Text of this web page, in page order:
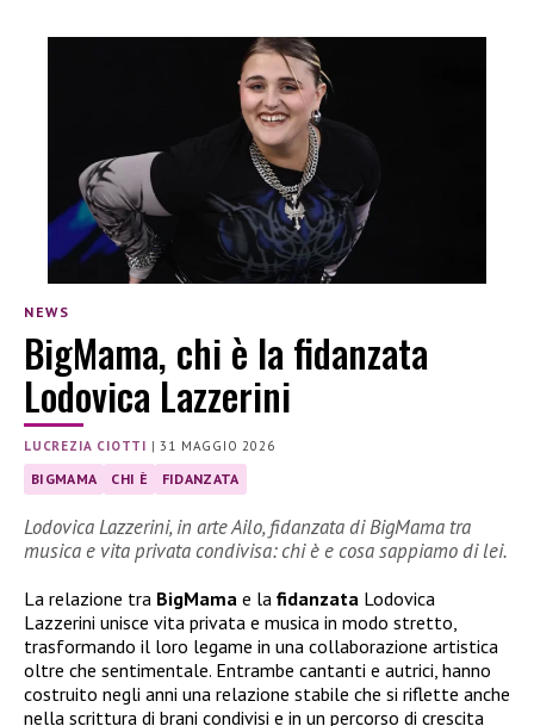
NEWS
BigMama, chi è la fidanzata
Lodovica Lazzerini
LUCREZIA CIOTTI |31 MAGGIO 2026
BIGMAMA CHI È FIDANZATA
Lodovica Lazzerini, in arte Ailo, fidanzata di BigMama tra
musica e vita privata condivisa: chi è e cosa sappiamo di lei.
La relazione tra BigMama e la fidanzata Lodovica
Lazzerini unisce vita privata e musica in modo stretto,
trasformando il loro legame in una collaborazione artistica
oltre che sentimentale. Entrambe cantanti e autrici, hanno
costruito negli anni una relazione stabile che si riflette anche
nella scrittura di brani condivisi e in un percorso di crescita